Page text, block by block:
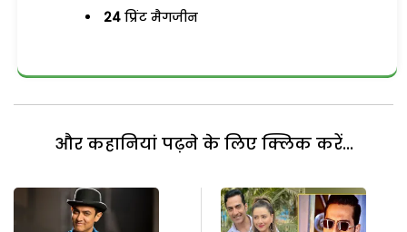
24 प्रिंट मैगजीन
और कहानियां पढ़ने के लिए क्लिक करें...